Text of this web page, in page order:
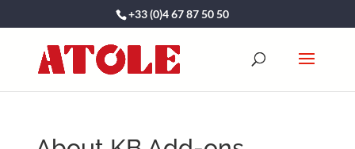
+33 (0)4 67 87 50 50